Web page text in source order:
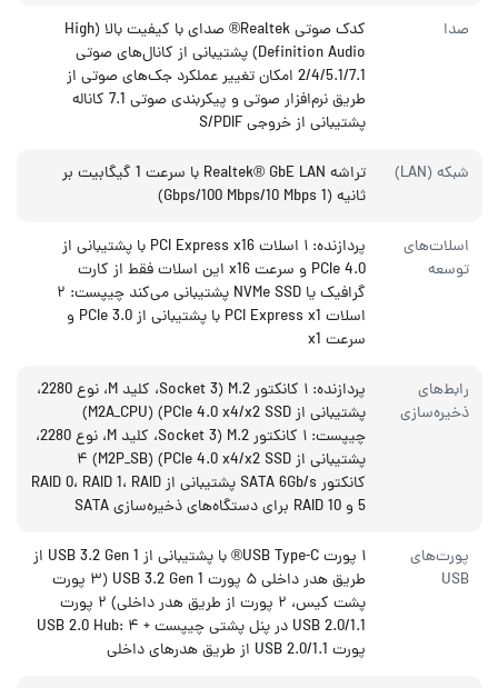
صدا
کدک صوتی Realtek® صدای با کیفیت بالا (High
Definition Audio) پشتیبانی از کانال‌های صوتی
2/4/5.1/7.1 امکان تغییر عملکرد جک‌های صوتی از
طریق نرم‌افزار صوتی و پیکربندی صوتی 7.1 کاناله
پشتیبانی از خروجی S/PDIF
شبکه (LAN)
تراشه Realtek® GbE LAN با سرعت 1 گیگابیت بر
ثانیه (1 Gbps/100 Mbps/10 Mbps)
اسلات‌های
توسعه
پردازنده: ۱ اسلات PCI Express x16 با پشتیبانی از
PCIe 4.0 و سرعت x16 این اسلات فقط از کارت
گرافیک یا NVMe SSD پشتیبانی می‌کند چیپست: ۲
اسلات PCI Express x1 با پشتیبانی از PCIe 3.0 و
سرعت x1
رابط‌های
ذخیره‌سازی
پردازنده: ۱ کانکتور M.2 (Socket 3، کلید M، نوع 2280،
پشتیبانی از PCIe 4.0 x4/x2 SSD) (M2A_CPU)
چیپست: ۱ کانکتور M.2 (Socket 3، کلید M، نوع 2280،
پشتیبانی از PCIe 4.0 x4/x2 SSD) (M2P_SB) ۴
کانکتور SATA 6Gb/s پشتیبانی از RAID 0، RAID 1، RAID
5 و RAID 10 برای دستگاه‌های ذخیره‌سازی SATA
پورت‌های
USB
۱ پورت USB Type-C® با پشتیبانی از USB 3.2 Gen 1 از
طریق هدر داخلی ۵ پورت USB 3.2 Gen 1 (۳ پورت
پشت کیس، ۲ پورت از طریق هدر داخلی) ۲ پورت
USB 2.0/1.1 در پنل پشتی چیپست + USB 2.0 Hub: ۴
پورت USB 2.0/1.1 از طریق هدرهای داخلی